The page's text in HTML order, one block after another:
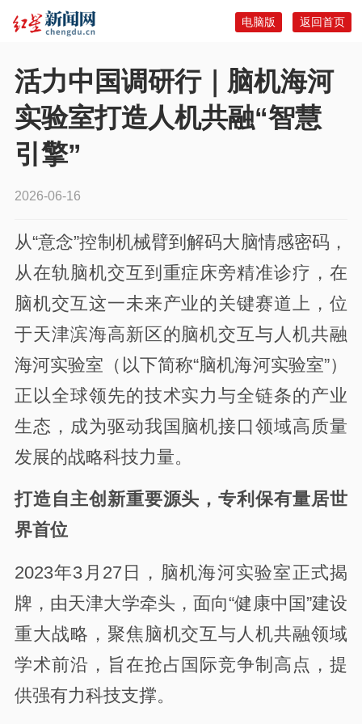
返回首页
电脑版
活力中国调研行｜脑机海河
实验室打造人机共融“智慧
引擎”
2026-06-16
从“意念”控制机械臂到解码大脑情感密码，
从在轨脑机交互到重症床旁精准诊疗，在
脑机交互这一未来产业的关键赛道上，位
于天津滨海高新区的脑机交互与人机共融
海河实验室（以下简称“脑机海河实验室”）
正以全球领先的技术实力与全链条的产业
生态，成为驱动我国脑机接口领域高质量
发展的战略科技力量。
打造自主创新重要源头，专利保有量居世
界首位
2023年3月27日，脑机海河实验室正式揭
牌，由天津大学牵头，面向“健康中国”建设
重大战略，聚焦脑机交互与人机共融领域
学术前沿，旨在抢占国际竞争制高点，提
供强有力科技支撑。